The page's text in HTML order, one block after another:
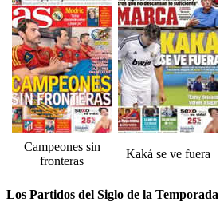
Campeones sin
fronteras
Kaká se ve fuera
Los Partidos del Siglo de la Temporada